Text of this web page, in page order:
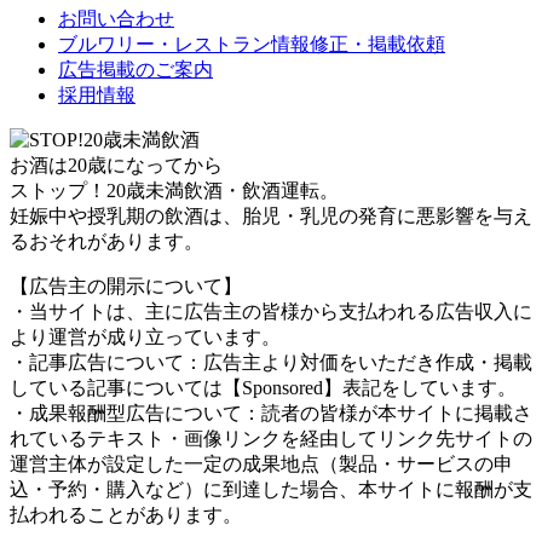
お問い合わせ
ブルワリー・レストラン情報修正・掲載依頼
広告掲載のご案内
採用情報
お酒は20歳になってから
ストップ！20歳未満飲酒・飲酒運転。
妊娠中や授乳期の飲酒は、胎児・乳児の発育に悪影響を与え
るおそれがあります。
【広告主の開示について】
・当サイトは、主に広告主の皆様から支払われる広告収入に
より運営が成り立っています。
・記事広告について：広告主より対価をいただき作成・掲載
している記事については【Sponsored】表記をしています。
・成果報酬型広告について：読者の皆様が本サイトに掲載さ
れているテキスト・画像リンクを経由してリンク先サイトの
運営主体が設定した一定の成果地点（製品・サービスの申
込・予約・購入など）に到達した場合、本サイトに報酬が支
払われることがあります。